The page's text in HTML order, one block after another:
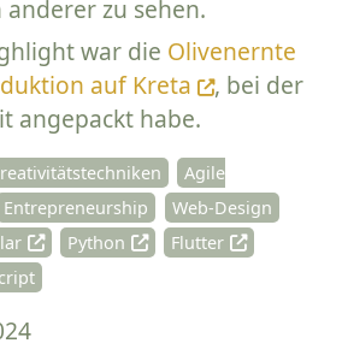
zu sehen.
war die Olivenernte
auf Kreta
, bei der
angepackt habe.
Agile
Entrepreneurship
Web-Design
Python
Flutter